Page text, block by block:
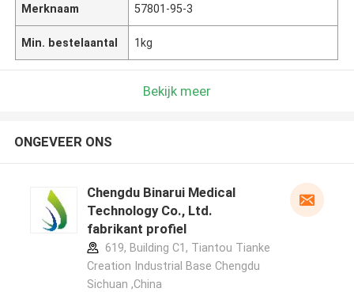
Merknaam 57801-95-3
Min. bestelaantal 1kg
Bekijk meer
ONGEVEER ONS
Chengdu Binarui Medical
Technology Co., Ltd.
fabrikant profiel
619, Building C1, Tiantou Tianke
Creation Industrial Base Chengdu
Sichuan ,China